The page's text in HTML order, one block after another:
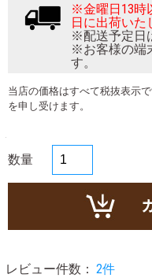
※金曜日13時
日に出荷いた
※配送予定日
※お客様の端
す。
当店の価格はすべて税抜表示
を申し受けます。
数量
レビュー件数： 2件